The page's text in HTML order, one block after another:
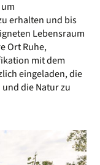
erhalten und bis
Lebensraum
Ort Ruhe,
mit dem
eingeladen, die
die Natur zu